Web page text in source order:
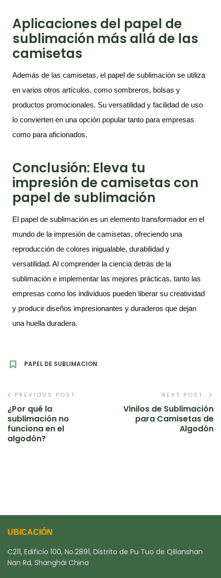
Aplicaciones del papel de
sublimación más allá de las
camisetas
Además de las camisetas, el papel de sublimación se utiliza
en varios otros artículos, como sombreros, bolsas y
productos promocionales. Su versatilidad y facilidad de uso
lo convierten en una opción popular tanto para empresas
como para aficionados.
Conclusión: Eleva tu
impresión de camisetas con
papel de sublimación
El papel de sublimación es un elemento transformador en el
mundo de la impresión de camisetas, ofreciendo una
reproducción de colores inigualable, durabilidad y
versatilidad. Al comprender la ciencia detrás de la
sublimación e implementar las mejores prácticas, tanto las
empresas como los individuos pueden liberar su creatividad
y producir diseños impresionantes y duraderos que dejan
una huella duradera.
PAPEL DE SUBLIMACION
PREVIOUS POST
¿Por qué la
sublimación no
funciona en el
algodón?
NEXT POST
Vinilos de Sublimación
para Camisetas de
Algodón
UBICACIÓN
C211, Edificio 100, No.2891, Distrito de Pu Tuo de Qilianshan
Nan Rd, Shanghái China